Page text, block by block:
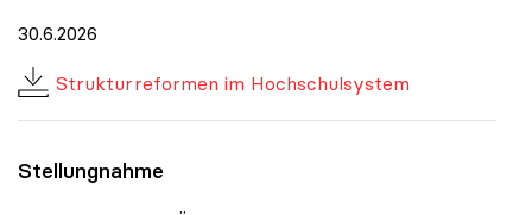
30.6.2026
Strukturreformen im Hochschulsystem
Stellungnahme